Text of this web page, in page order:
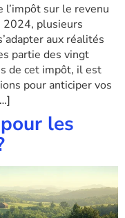
l’impôt sur le revenu
2024, plusieurs
aux réalités
partie des vingt
de cet impôt, il est
pour anticiper vos
les